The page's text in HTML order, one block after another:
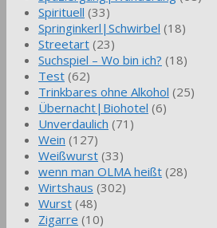
Spirituell (33)
Springinkerl|Schwirbel (18)
Streetart (23)
Suchspiel – Wo bin ich? (18)
Test (62)
Trinkbares ohne Alkohol (25)
Übernacht|Biohotel (6)
Unverdaulich (71)
Wein (127)
Weißwurst (33)
wenn man OLMA heißt (28)
Wirtshaus (302)
Wurst (48)
Zigarre (10)